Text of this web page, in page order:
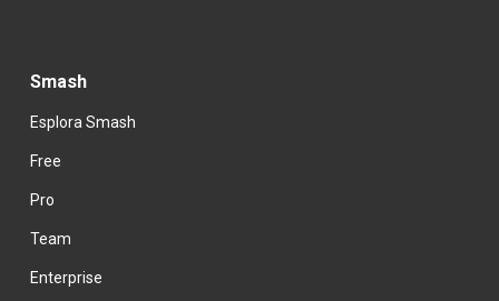
Smash
Esplora Smash
Free
Pro
Team
Enterprise